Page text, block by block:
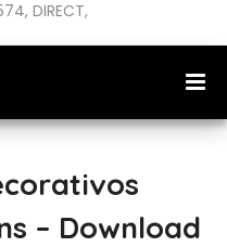
DIRECT,
– Download